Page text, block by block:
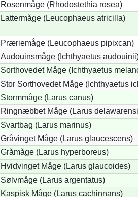
Rosenmåge (Rhodostethia rosea)
Lattermåge (Leucophaeus atricilla)
Præriemåge (Leucophaeus pipixcan)
Audouinsmåge (Ichthyaetus
Sorthovedet Måge (Ichthyaetus
Stor Sorthovedet Måge (Ichthyaetus
Stormmåge (Larus canus)
Ringnæbbet Måge (Larus
Svartbag (Larus marinus)
Gråvinget Måge (Larus glaucescens)
Gråmåge (Larus hyperboreus)
Hvidvinget Måge (Larus glaucoides)
Sølvmåge (Larus argentatus)
Kaspisk Måge (Larus cachinnans)